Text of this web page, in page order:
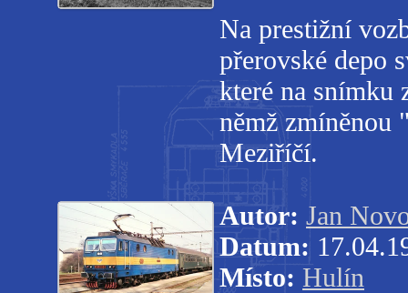
Na prestižní
přerovské depo
které na snímku
němž zmíněnou
Meziříčí.
Autor: Jan
Datum:
Místo: Hulín